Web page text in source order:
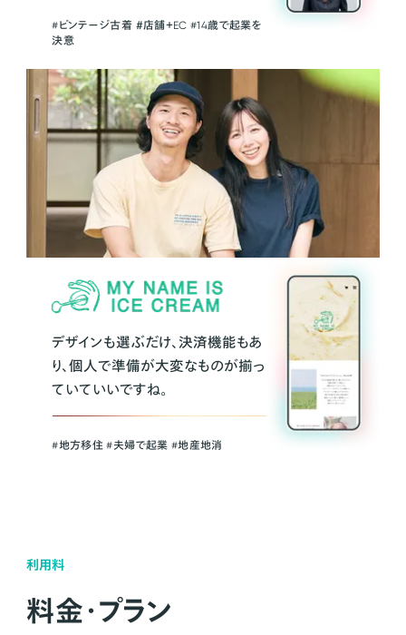
#ビンテージ古着 ＃店舗＋EC #14歳で起業を
決意
デザインも選ぶだけ、決済機能もあ
り、個人で準備が大変なものが揃っ
ていていいですね。
#地方移住 #夫婦で起業 #地産地消
利用料
料金・プラン